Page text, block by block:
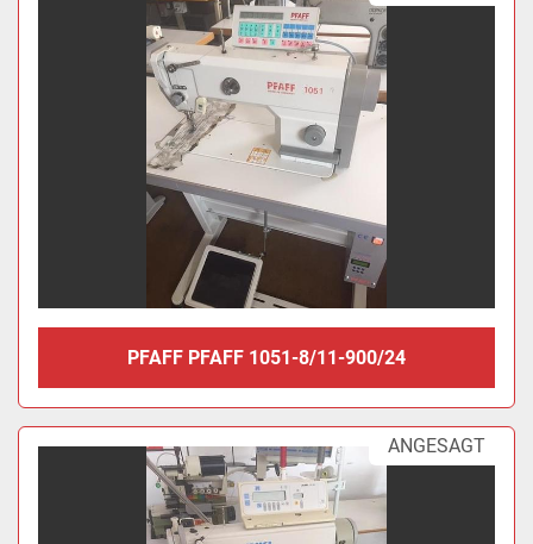
PFAFF PFAFF 1051-8/11-900/24
ANGESAGT